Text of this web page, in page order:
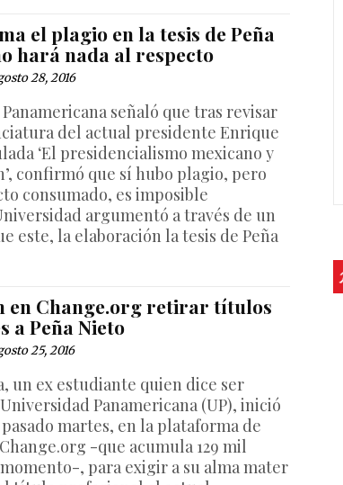
el plagio en la tesis de Peña
hará nada al respecto
28, 2016
señaló que tras revisar
del actual presidente Enrique
‘El presidencialismo mexicano y
confirmó que sí hubo plagio, pero
consumado, es imposible
argumentó a través de un
este, la elaboración la tesis de Peña
en Change.org retirar títulos
a Peña Nieto
25, 2016
un ex estudiante quien dice ser
Panamericana (UP), inició
martes, en la plataforma de
-que acumula 129 mil
, para exigir a su alma mater